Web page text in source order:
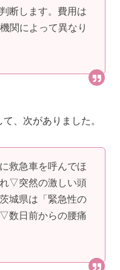
断します。費用は
関によって異なり
、次がありました。
救急車を呼んでほ
▽突然の激しい頭
城県は「緊急性の
数日前からの腰痛